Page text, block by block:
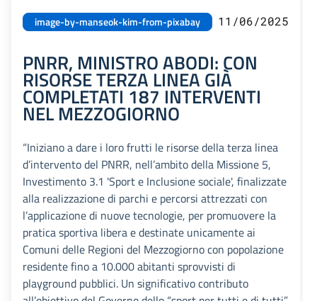
image-by-manseok-kim-from-pixabay 11/06/2025
PNRR, MINISTRO ABODI: CON
RISORSE TERZA LINEA GIÀ
COMPLETATI 187 INTERVENTI
NEL MEZZOGIORNO
“Iniziano a dare i loro frutti le risorse della terza linea
d’intervento del PNRR, nell’ambito della Missione 5,
Investimento 3.1 'Sport e Inclusione sociale', finalizzate
alla realizzazione di parchi e percorsi attrezzati con
l’applicazione di nuove tecnologie, per promuovere la
pratica sportiva libera e destinate unicamente ai
Comuni delle Regioni del Mezzogiorno con popolazione
residente fino a 10.000 abitanti sprovvisti di
playground pubblici. Un significativo contributo